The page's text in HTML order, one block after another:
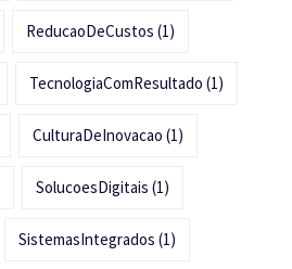
ReducaoDeCustos (1)
TecnologiaComResultado (1)
CulturaDeInovacao (1)
SolucoesDigitais (1)
SistemasIntegrados (1)